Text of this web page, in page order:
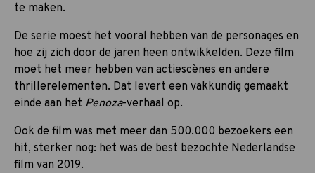
te maken.
De serie moest het vooral hebben van de personages en
hoe zij zich door de jaren heen ontwikkelden. Deze film
moet het meer hebben van actiescènes en andere
thrillerelementen. Dat levert een vakkundig gemaakt
einde aan het Penoza-verhaal op.
Ook de film was met meer dan 500.000 bezoekers een
hit, sterker nog: het was de best bezochte Nederlandse
film van 2019.